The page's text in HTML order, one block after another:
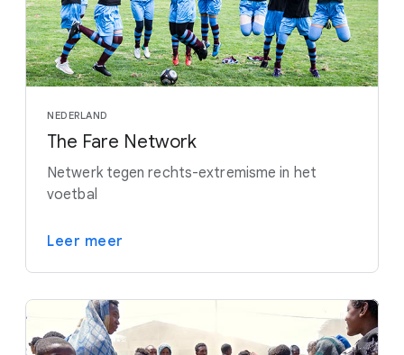
NEDERLAND
The Fare Network
Netwerk tegen rechts-extremisme in het
voetbal
Leer meer